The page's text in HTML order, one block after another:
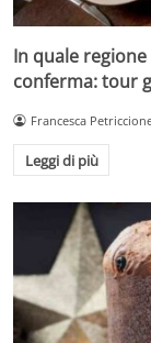
In quale
conferma: tour
Francesca
Leggi di più